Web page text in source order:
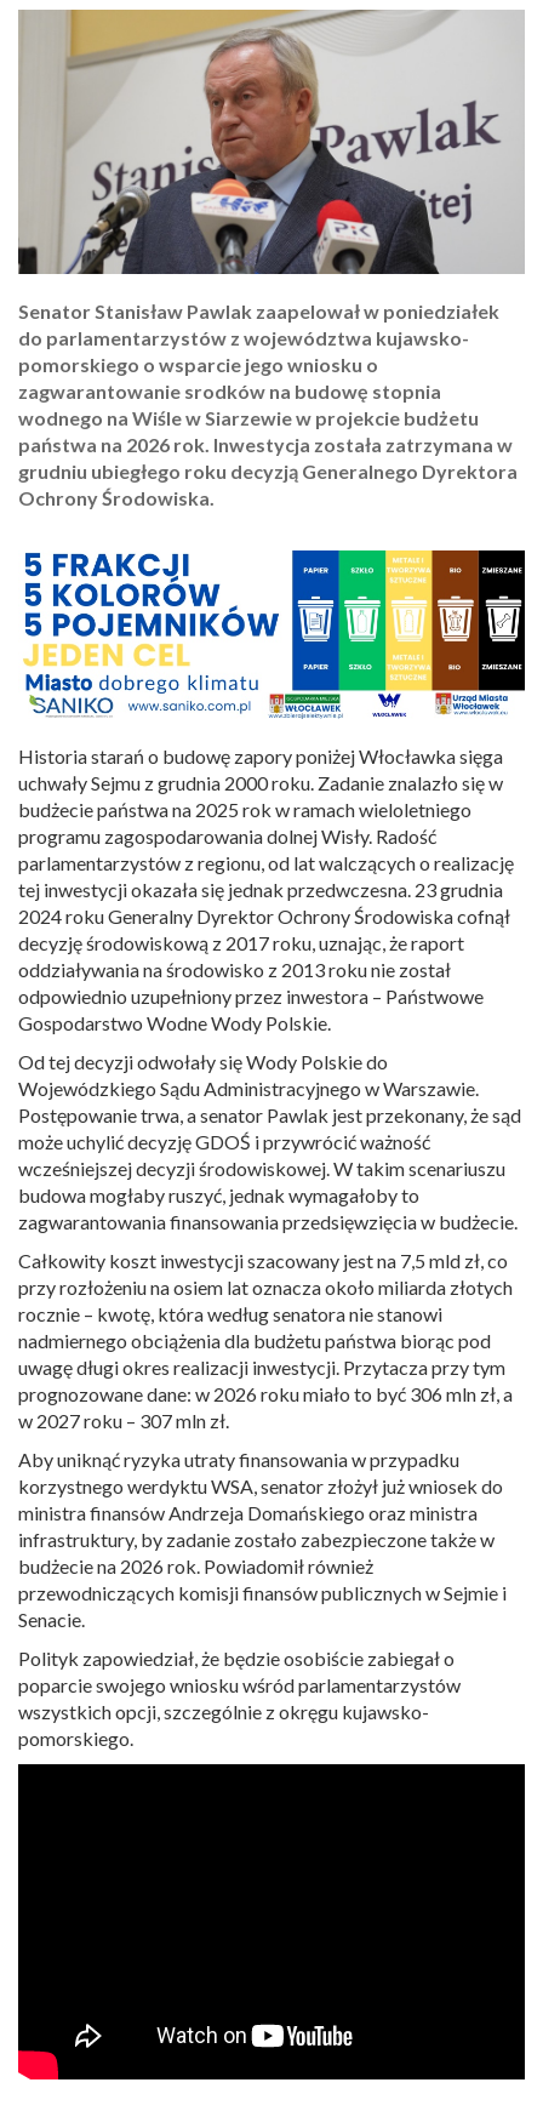
Senator Stanisław Pawlak zaapelował w poniedziałek
do parlamentarzystów z województwa kujawsko-
pomorskiego o wsparcie jego wniosku o
zagwarantowanie srodków na budowę stopnia
wodnego na Wiśle w Siarzewie w projekcie budżetu
państwa na 2026 rok. Inwestycja została zatrzymana w
grudniu ubiegłego roku decyzją Generalnego Dyrektora
Ochrony Środowiska.
Historia starań o budowę zapory poniżej Włocławka sięga
uchwały Sejmu z grudnia 2000 roku. Zadanie znalazło się w
budżecie państwa na 2025 rok w ramach wieloletniego
programu zagospodarowania dolnej Wisły. Radość
parlamentarzystów z regionu, od lat walczących o realizację
tej inwestycji okazała się jednak przedwczesna. 23 grudnia
2024 roku Generalny Dyrektor Ochrony Środowiska cofnął
decyzję środowiskową z 2017 roku, uznając, że raport
oddziaływania na środowisko z 2013 roku nie został
odpowiednio uzupełniony przez inwestora – Państwowe
Gospodarstwo Wodne Wody Polskie.
Od tej decyzji odwołały się Wody Polskie do
Wojewódzkiego Sądu Administracyjnego w Warszawie.
Postępowanie trwa, a senator Pawlak jest przekonany, że sąd
może uchylić decyzję GDOŚ i przywrócić ważność
wcześniejszej decyzji środowiskowej. W takim scenariuszu
budowa mogłaby ruszyć, jednak wymagałoby to
zagwarantowania finansowania przedsięwzięcia w budżecie.
Całkowity koszt inwestycji szacowany jest na 7,5 mld zł, co
przy rozłożeniu na osiem lat oznacza około miliarda złotych
rocznie – kwotę, która według senatora nie stanowi
nadmiernego obciążenia dla budżetu państwa biorąc pod
uwagę długi okres realizacji inwestycji. Przytacza przy tym
prognozowane dane: w 2026 roku miało to być 306 mln zł, a
w 2027 roku – 307 mln zł.
Aby uniknąć ryzyka utraty finansowania w przypadku
korzystnego werdyktu WSA, senator złożył już wniosek do
ministra finansów Andrzeja Domańskiego oraz ministra
infrastruktury, by zadanie zostało zabezpieczone także w
budżecie na 2026 rok. Powiadomił również
przewodniczących komisji finansów publicznych w Sejmie i
Senacie.
Polityk zapowiedział, że będzie osobiście zabiegał o
poparcie swojego wniosku wśród parlamentarzystów
wszystkich opcji, szczególnie z okręgu kujawsko-
pomorskiego.